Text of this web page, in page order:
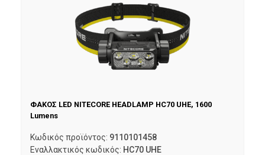
ΦΑΚΟΣ LED NITECORE HEADLAMP HC70 UHE, 1600
Lumens
Κωδικός προϊόντος: 9110101458
Εναλλακτικός κωδικός: HC70 UHE